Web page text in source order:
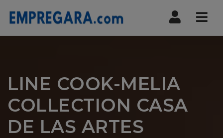
LINE COOK-MELIA
COLLECTION CASA
DE LAS ARTES